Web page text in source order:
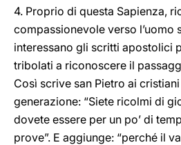
4. Proprio di questa Sapienza,
compassionevole verso l’uomo
interessano gli scritti apostolici
tribolati a riconoscere il
Così scrive san Pietro ai
generazione: “Siete ricolmi di
dovete essere per un po’ di
prove”. E aggiunge: “perché il